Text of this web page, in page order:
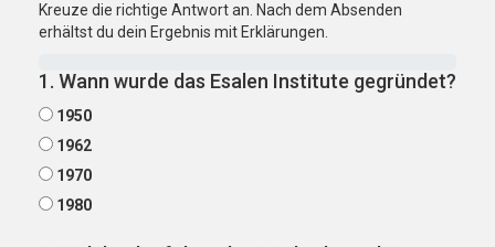
Kreuze die richtige Antwort an. Nach dem Absenden
erhältst du dein Ergebnis mit Erklärungen.
1. Wann wurde das Esalen Institute gegründet?
1950
1962
1970
1980